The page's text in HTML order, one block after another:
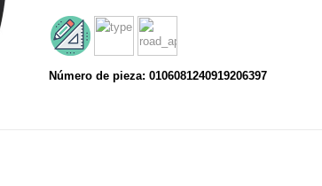
Número de pieza: 0106081240919206397